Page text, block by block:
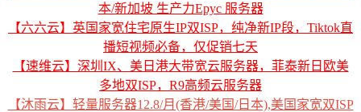
本/新加坡 生产力Epyc 服务器
【六六云】英国家宽住宅原生IP双ISP，纯净新IP段，Tiktok直
播短视频必备，仅促销七天
【速维云】深圳IX、美日港大带宽云服务器，菲泰新日欧美
多地双ISP，R9高频云服务器
【沐雨云】轻量服务器12.8/月(香港/美国/日本),美国家宽双ISP